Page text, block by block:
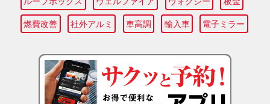
燃費改善 社外アルミ 車高調 輸入車 電子ミラー